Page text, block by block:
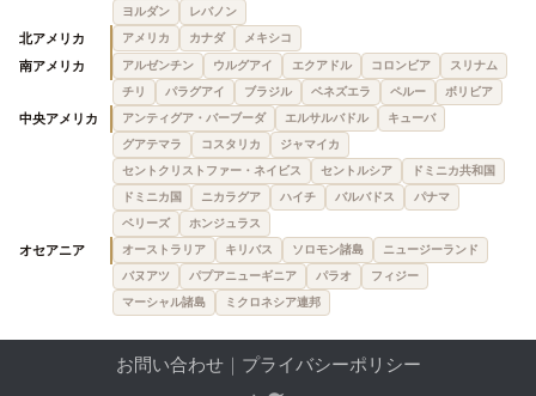
ヨルダン
レバノン
北アメリカ アメリカ カナダ メキシコ
南アメリカ アルゼンチン ウルグアイ エクアドル コロンビア
スリナム
チリ
パラグアイ ブラジル ベネズエラ ペルー ボリビア
中央アメリカ アンティグア・バーブーダ エルサルバドル
キューバ
グアテマラ
コスタリカ
ジャマイカ
セントクリストファー・ネイビス
セントルシア
ドミニカ共和国
ドミニカ国
ニカラグア ハイチ バルバドス
パナマ
ベリーズ
ホンジュラス
オセアニア オーストラリア キリバス ソロモン諸島
ニュージーランド
バヌアツ
パプアニューギニア パラオ
フィジー
マーシャル諸島
ミクロネシア連邦
お問い合わせ｜ プライバシーポリシー